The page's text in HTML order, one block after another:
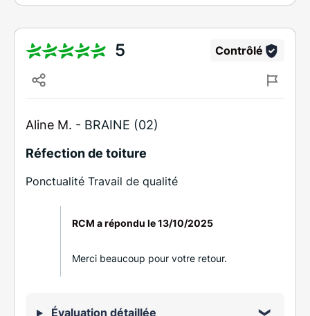
5 Contrôlé
Aline M. - BRAINE (02)
Réfection de toiture
Ponctualité Travail de qualité
RCM a répondu le13/10/2025
Merci beaucoup pour votre retour.
Évaluation détaillée